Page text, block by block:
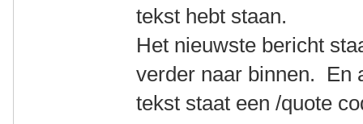
tekst hebt staan.
Het nieuwste bericht
verder naar binnen. En
tekst staat een /quote